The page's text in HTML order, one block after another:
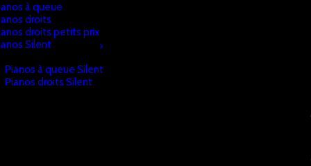
à queue
droits
droits petits prix
Silent
Pianos à queue Silent
Pianos droits Silent